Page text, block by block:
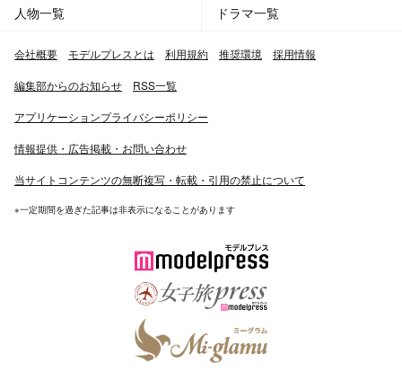
人物一覧 ドラマ一覧
会社概要 モデルプレスとは 利用規約 推奨環境 採用情報
編集部からのお知らせ RSS一覧
アプリケーションプライバシーポリシー
情報提供・広告掲載・お問い合わせ
当サイトコンテンツの無断複写・転載・引用の禁止について
※一定期間を過ぎた記事は非表示になることがあります